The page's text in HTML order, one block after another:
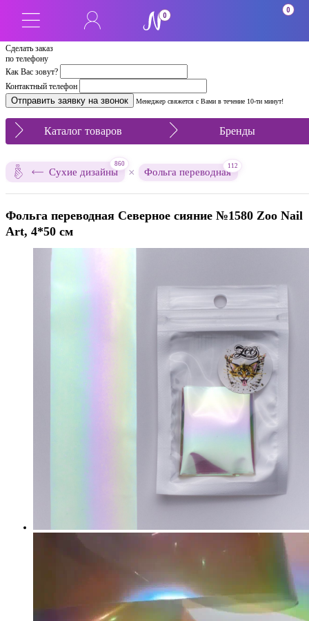
Сделать заказ
по телефону
Как Вас зовут?
Контактный телефон
Менеджер свяжется с Вами в течение 10-ти минут!
0
0
Каталог товаров Бренды
Сухие дизайны
860
× Фольга переводная
112
Фольга переводная Северное сияние №1580 Zoo Nail
Art, 4*50 см